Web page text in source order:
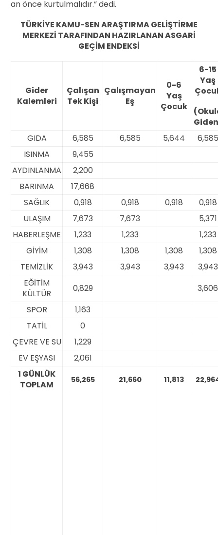
an önce kurtulmalıdır.” dedi.
TÜRKİYE KAMU-SEN ARAŞTIRMA GELİŞTİRME
MERKEZİ TARAFINDAN HAZIRLANAN ASGARİ
GEÇİM ENDEKSİ
Gider
Kalemleri
Çalışan
Tek Kişi
Çalışmayan
Eş
0-6
Yaş
Çocuk
6-15
Yaş
GIDA
6,585 6,585 5,644
6,585
ISINMA
9,455
AYDINLANMA
2,200
BARINMA
17,668
SAĞLIK
0,918 0,918 0,918
0,918
ULAŞIM
7,673 7,673
5,371
HABERLEŞME
1,233 1,233
1,233
GİYİM
1,308 1,308 1,308
1,308
TEMİZLİK
3,943 3,943 3,943
3,943
EĞİTİM
KÜLTÜR
0,829
3,606
SPOR
1,163
TATİL
0
ÇEVRE VE SU
1,229
EV EŞYASI
2,061
1 GÜNLÜK
TOPLAM
56,265 21,660 11,813